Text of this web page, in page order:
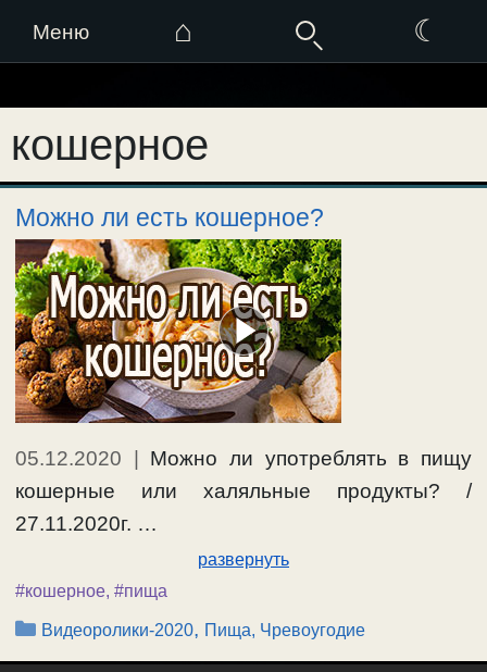
Меню ⌂ ☾
к
содержимому
кошерное
Можно ли есть кошерное?
05.12.2020
Можно ли употреблять в пищу
кошерные или халяльные продукты? /
27.11.2020г. …
развернуть
#кошерное, #пища
Рубрики
Видеоролики-2020, Пища, Чревоугодие